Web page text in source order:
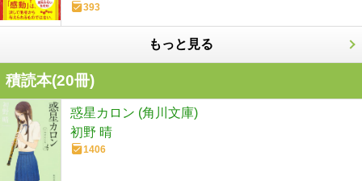
393
もっと見る
積読本(20冊)
惑星カロン (角川文庫)
初野 晴
1406